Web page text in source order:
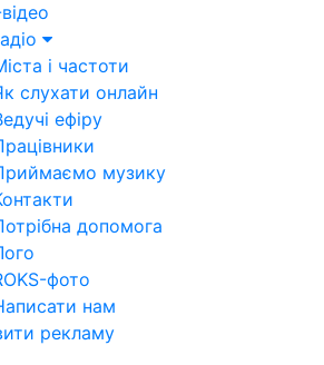
і частоти
слухати онлайн
ефіру
музику
допомога
фото
нам
рекламу